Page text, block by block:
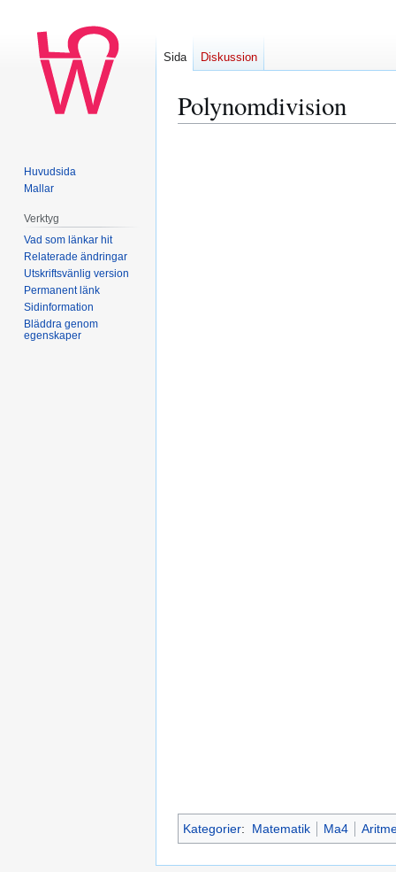
Polynomdivision
Kategorier: Matematik Ma4
Sida Diskussion
Huvudsida
Mallar
Verktyg
Vad som länkar hit
Relaterade ändringar
Utskriftsvänlig version
Permanent länk
Sidinformation
Bläddra genom
egenskaper